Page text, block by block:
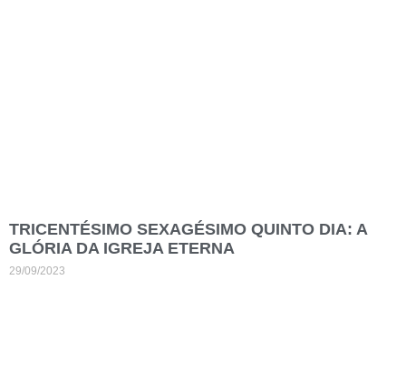
TRICENTÉSIMO SEXAGÉSIMO QUINTO DIA: A
GLÓRIA DA IGREJA ETERNA
29/09/2023